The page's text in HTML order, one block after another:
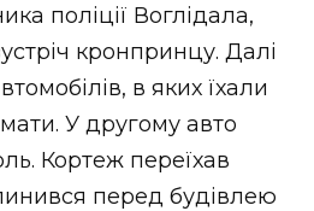
поліції Воглідала,
кронпринцу. Далі
в яких їхали
У другому авто
Кортеж переїхав
перед будівлею